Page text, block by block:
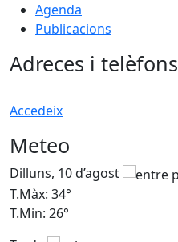
Agenda
Publicacions
Adreces i telèfons
Accedeix
Meteo
Dilluns, 10 d’agost
T.Màx: 34°
T.Min: 26°